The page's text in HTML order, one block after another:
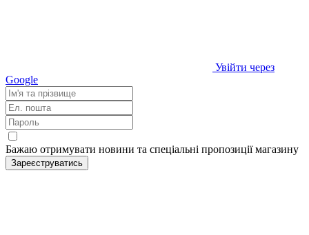
Увійти через
Google
Бажаю отримувати новини та спеціальні пропозиціїмагазину
Зареєструватись